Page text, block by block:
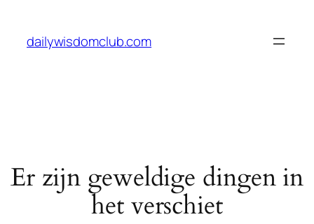
dailywisdomclub.com
Er zijn geweldige dingen in
het verschiet